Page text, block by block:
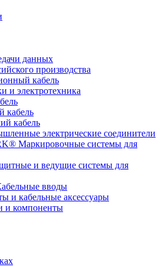
данных
производства
кабель
и электротехника
кабель
кабель
электрические соединители
Маркировочные системы для
и ведущие системы для
вводы
и кабельные аксессуары
и компоненты